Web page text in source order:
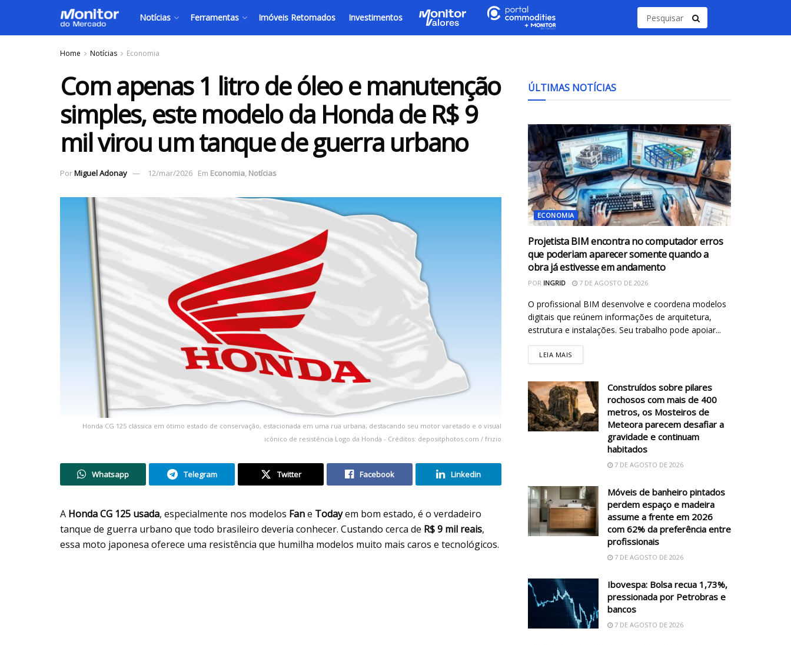
Notícias Ferramentas Imóveis Retomados Investimentos
Home Notícias Economia
Com apenas 1 litro de óleo e manutenção
simples, este modelo da Honda de R$ 9
mil virou um tanque de guerra urbano
PorMiguel Adonay 12/mar/2026 Em Economia, Notícias
Honda CG 125 clássica em ótimo estado de conservação, estacionada em uma rua urbana, destacando seu motor varetado e o visual
icônico de resistência Logo da Honda - Créditos: depositphotos.com / frizio
Whatsapp Telegram Twitter Facebook Linkedin
A Honda CG 125 usada, especialmente nos modelos Fane Todayem bom estado, é o verdadeiro
tanque de guerra urbano que todo brasileiro deveria conhecer. Custando cerca de R$ 9 mil reais,
essa moto japonesa oferece uma resistência que humilha modelos muito mais caros e tecnológicos.
ÚLTIMAS NOTÍCIAS
ECONOMIA
Projetista BIM encontra no computador erros
que poderiam aparecer somente quando a
obra já estivesse em andamento
POR INGRID 7 DE AGOSTO DE 2026
O profissional BIM desenvolve e coordena modelos
digitais que reúnem informações de arquitetura,
estrutura e instalações. Seu trabalho pode apoiar...
LEIA MAIS
Construídos sobre pilares
rochosos com mais de 400
metros, os Mosteiros de
Meteora parecem desafiar a
gravidade e continuam
habitados
7 DE AGOSTO DE 2026
Móveis de banheiro pintados
perdem espaço e madeira
assume a frente em 2026
com 62% da preferência entre
profissionais
7 DE AGOSTO DE 2026
Ibovespa: Bolsa recua 1,73%,
pressionada por Petrobras e
bancos
7 DE AGOSTO DE 2026